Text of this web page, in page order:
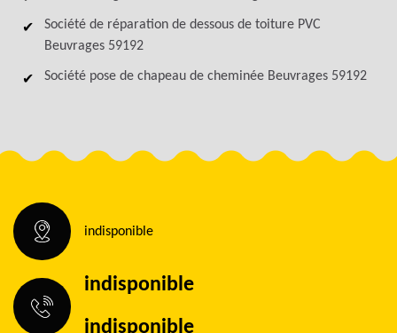
Société de réparation de dessous de toiture PVC
Beuvrages 59192
Société pose de chapeau de cheminée Beuvrages 59192
indisponible
indisponible
indisponible